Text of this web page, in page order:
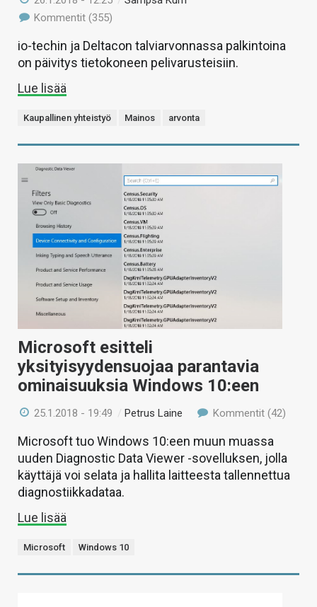
Kommentit (355)
io-techin ja Deltacon talviarvonnassa palkintoina
on päivitys tietokoneen pelivarusteisiin.
Lue lisää
Kaupallinen yhteistyö Mainos arvonta
Microsoft esitteli
yksityisyydensuojaa parantavia
ominaisuuksia Windows 10:een
25.1.2018 - 19:49 / Petrus Laine Kommentit (42)
Microsoft tuo Windows 10:een muun muassa
uuden Diagnostic Data Viewer -sovelluksen, jolla
käyttäjä voi selata ja hallita laitteesta tallennettua
diagnostiikkadataa.
Lue lisää
Microsoft Windows 10